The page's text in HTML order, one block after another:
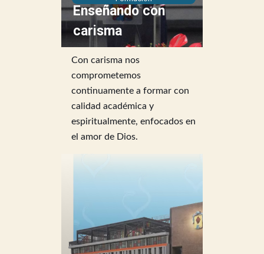
Con carisma nos
comprometemos
continuamente a formar con
calidad académica y
espiritualmente, enfocados en
el amor de Dios.